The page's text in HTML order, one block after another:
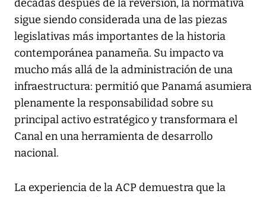
décadas después de la reversión, la normativa
sigue siendo considerada una de las piezas
legislativas más importantes de la historia
contemporánea panameña. Su impacto va
mucho más allá de la administración de una
infraestructura: permitió que Panamá asumiera
plenamente la responsabilidad sobre su
principal activo estratégico y transformara el
Canal en una herramienta de desarrollo
nacional.
La experiencia de la ACP demuestra que la